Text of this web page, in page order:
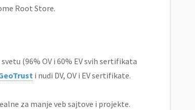
Root Store.
(96% OV i 60% EV svih sertifikata
i nudi DV, OV i EV sertifikate.
za manje veb sajtove i projekte.